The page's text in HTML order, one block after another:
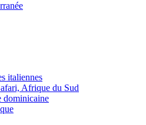
italiennes
Afrique du Sud
dominicaine